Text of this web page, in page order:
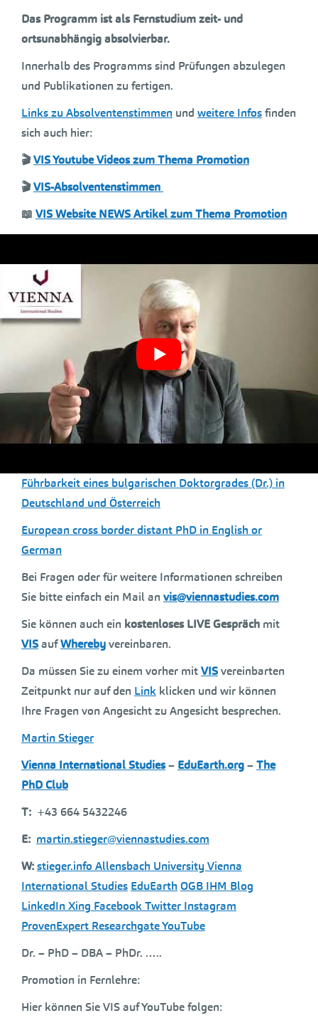
Das Programm ist als Fernstudium zeit- und
ortsunabhängig absolvierbar.
Innerhalb des Programms sind Prüfungen abzulegen
und Publikationen zu fertigen.
Links zu Absolventenstimmen und weitere Infosfinden
sich auch hier:
🎬VIS Youtube Videos zum Thema Promotion
🎬VIS-Absolventenstimmen
📖 VIS Website NEWS Artikel zum Thema Promotion
dafür
Erfolgreiches Promotionsprogramm – Wir feiern den
40. Absolventen
Dr. Vindigni – Mit VIS und Eduearth zur Promotion
Martin Stieger BLOG
Grenzüberschreitend und in Fernlehre in Österreich
promovieren
Deutschsprachiges Promotionsstudium der UNIBIT in
Führbarkeit eines bulgarischen Doktorgrades (Dr.) in
Deutschland und Österreich
European cross border distant PhD in English or
German
Bei Fragen oder für weitere Informationen schreiben
Sie bitte einfach ein Mail an vis@viennastudies.com
Sie können auch ein kostenloses LIVE Gespräch mit
VISaufWherebyvereinbaren.
Da müssen Sie zu einem vorher mitVISvereinbarten
Zeitpunkt nur auf den Link klicken und wir können
Ihre Fragen von Angesicht zu Angesicht besprechen.
Martin Stieger
Vienna International Studies– EduEarth.org–The
PhD Club
T: +43 664 5432246
E: martin.stieger@viennastudies.com
W:stieger.infoAllensbach UniversityVienna
International Studies EduEarthOGB IHM Blog
LinkedInXing FacebookTwitter Instagram
ProvenExpert ResearchgateYouTube
Dr. – PhD – DBA – PhDr. …..
Promotion in Fernlehre:
Hier können Sie VIS auf YouTube folgen: